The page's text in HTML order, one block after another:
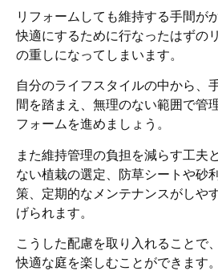
リフォームしても維持する手間が
快適にするために行なったはずの
の重しになってしまいます。
自分のライフスタイルの中から、
間を踏まえ、無理のない範囲で管
フォームを進めましょう。
また維持管理の負担を減らす工夫
ない植栽の選定、防草シートや砂
策、定期的なメンテナンスがしや
げられます。
こうした配慮を取り入れることで
快適な庭を楽しむことができます。